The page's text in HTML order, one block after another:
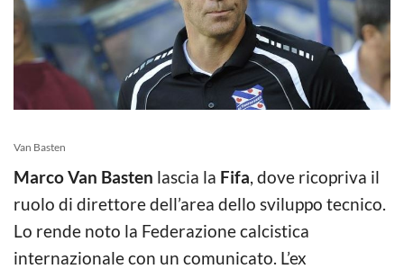
Van Basten
Marco Van Basten lascia la Fifa, dove ricopriva il
ruolo di direttore dell’area dello sviluppo tecnico.
Lo rende noto la Federazione calcistica
internazionale con un comunicato. L’ex